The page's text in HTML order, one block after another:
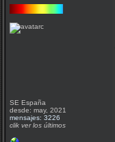
SE España
desde: may, 2021
mensajes: 3226
clik ver los últimos